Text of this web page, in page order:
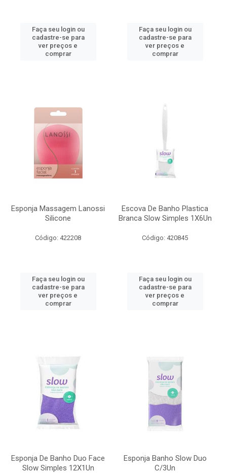
Faça seu login ou
cadastre-se para
ver preços e
comprar
Faça seu login ou
cadastre-se para
ver preços e
comprar
Esponja Massagem Lanossi
Silicone
Código: 422208
Faça seu login ou
cadastre-se para
ver preços e
comprar
Escova De Banho Plastica
Branca Slow Simples 1X6Un
Código: 420845
Faça seu login ou
cadastre-se para
ver preços e
comprar
Esponja De Banho Duo Face
Slow Simples 12X1Un
Esponja Banho Slow Duo
C/3Un